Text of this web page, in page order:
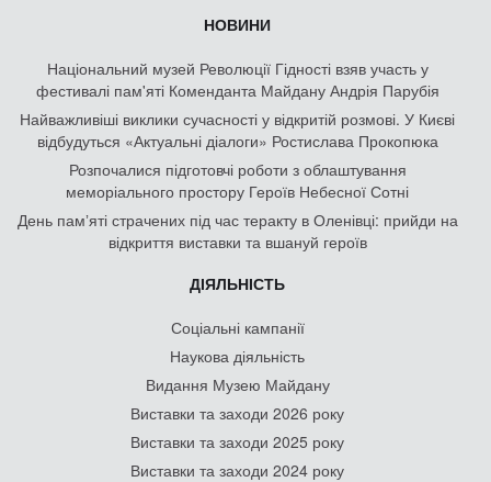
НОВИНИ
Національний музей Революції Гідності взяв участь у
фестивалі пам'яті Коменданта Майдану Андрія Парубія
Найважливіші виклики сучасності у відкритій розмові. У Києві
відбудуться «Актуальні діалоги» Ростислава Прокопюка
Розпочалися підготовчі роботи з облаштування
меморіального простору Героїв Небесної Сотні
День памʼяті страчених під час теракту в Оленівці: прийди на
відкриття виставки та вшануй героїв
ДІЯЛЬНІСТЬ
Соціальні кампанії
Наукова діяльність
Видання Музею Майдану
Виставки та заходи 2026 року
Виставки та заходи 2025 року
Виставки та заходи 2024 року